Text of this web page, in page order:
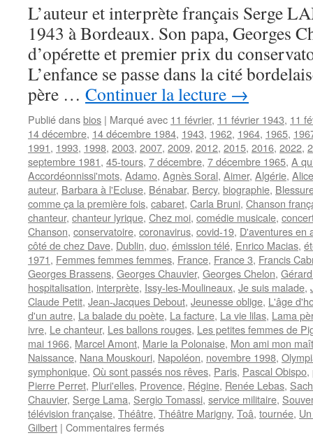
L’auteur et interprète français Serge
1943 à Bordeaux. Son papa, Georges
d’opérette et premier prix du
L’enfance se passe dans la cité
père … Continuer la lecture →
Publié dansbios | Marqué avec 11 février, 11 février 1943, 11
14 décembre, 14 décembre 1984, 1943, 1962, 1964, 1965,
1991, 1993, 1998, 2003, 2007, 2009, 2012, 2015, 2016, 2022,
septembre 1981, 45-tours, 7 décembre, 7 décembre 1965, A
Accordéonnissi'mots, Adamo, Agnès Soral, Aimer, Algérie,
auteur, Barbara à l'Ecluse, Bénabar, Bercy, biographie,
comme ça la première fois, cabaret, Carla Bruni, Chanson
chanteur, chanteur lyrique, Chez moi, comédie musicale,
Chanson, conservatoire, coronavirus, covid-19, D'aventures en
côté de chez Dave, Dublin, duo, émission télé, Enrico Macias,
1971, Femmes femmes femmes, France, France 3, Francis
Georges Brassens, Georges Chauvier, Georges Chelon,
hospitalisation, interprète, Issy-les-Moulineaux, Je suis malade,
Claude Petit, Jean-Jacques Debout, Jeunesse oblige, L'âge
d'un autre, La balade du poète, La facture, La vie lilas, Lama
ivre, Le chanteur, Les ballons rouges, Les petites femmes de
mai 1966, Marcel Amont, Marie la Polonaise, Mon ami mon
Naissance, Nana Mouskouri, Napoléon, novembre 1998,
symphonique, Où sont passés nos rêves, Paris, Pascal Obispo,
Pierre Perret, Pluri'elles, Provence, Régine, Renée Lebas,
Chauvier, Serge Lama, Sergio Tomassi, service militaire,
télévision française, Théâtre, Théâtre Marigny, Toâ, tournée,
Gilbert | Commentaires ferméssur